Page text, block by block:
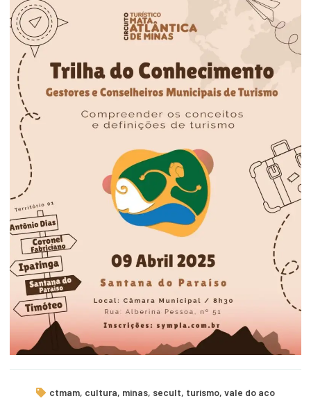
ctmam, cultura, minas, secult, turismo, vale do aco